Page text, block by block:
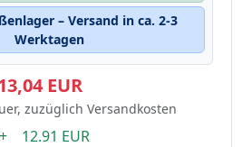
– Versand in ca. 2-3
Werktagen
EUR
zuzüglich Versandkosten
12.91 EUR